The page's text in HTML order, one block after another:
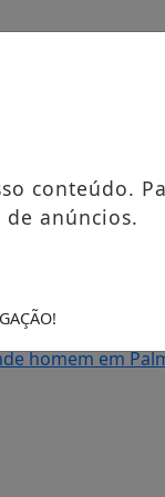
Famílias
Processo
destruída por
homem em
conteúdo.
anúncios.